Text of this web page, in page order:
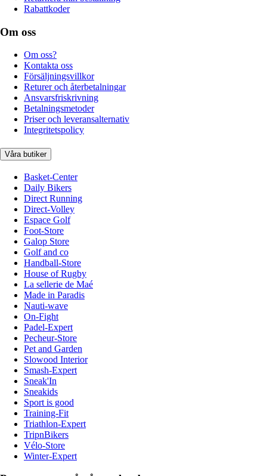
Rabattkoder
Om oss
Om oss?
Kontakta oss
Försäljningsvillkor
Returer och återbetalningar
Ansvarsfriskrivning
Betalningsmetoder
Priser och leveransalternativ
Integritetspolicy
Våra butiker
Basket-Center
Daily Bikers
Direct Running
Direct-Volley
Espace Golf
Foot-Store
Galop Store
Golf and co
Handball-Store
House of Rugby
La sellerie de Maé
Made in Paradis
Nauti-wave
On-Fight
Padel-Expert
Pecheur-Store
Pet and Garden
Slowood Interior
Smash-Expert
Sneak'In
Sneakids
Sport is good
Training-Fit
Triathlon-Expert
TripnBikers
Vélo-Store
Winter-Expert